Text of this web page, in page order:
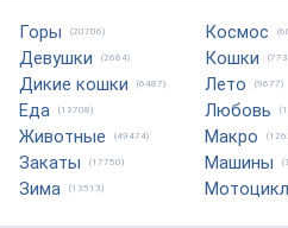
Горы (20706)
Девушки (2684)
Дикие кошки (6487)
Еда (13708)
Животные (49474)
Закаты (17750)
Зима (13513)
Космос
Кошки
Лето (9677)
Любовь
Макро
Машины